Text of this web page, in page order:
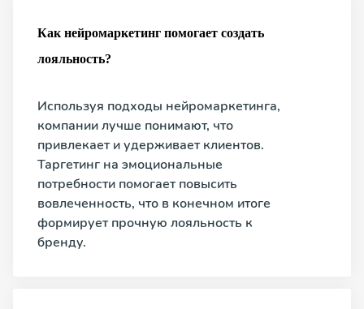
Как нейромаркетинг помогает создать
лояльность?
Используя подходы нейромаркетинга,
компании лучше понимают, что
привлекает и удерживает клиентов.
Таргетинг на эмоциональные
потребности помогает повысить
вовлеченность, что в конечном итоге
формирует прочную лояльность к
бренду.